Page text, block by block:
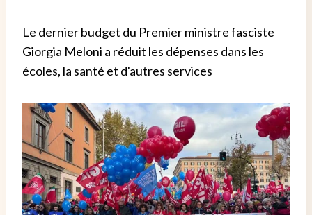
Le dernier budget du Premier ministre fasciste
Giorgia Meloni a réduit les dépenses dans les
écoles, la santé et d'autres services